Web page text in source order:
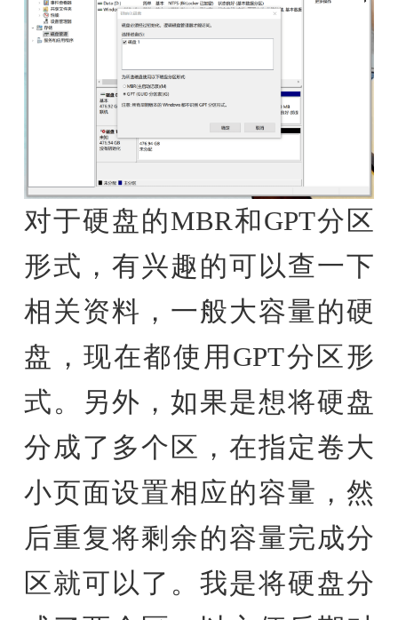
对于硬盘的MBR和GPT分区
形式，有兴趣的可以查一下
相关资料，一般大容量的硬
盘，现在都使用GPT分区形
式。另外，如果是想将硬盘
分成了多个区，在指定卷大
小页面设置相应的容量，然
后重复将剩余的容量完成分
区就可以了。我是将硬盘分